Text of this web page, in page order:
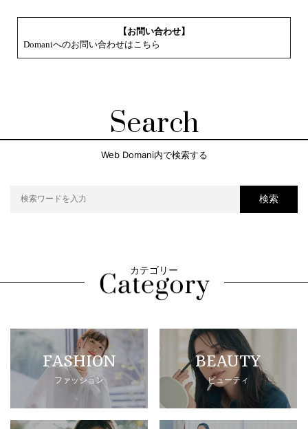
【お問い合わせ】
Domaniへのお問い合わせはこちら
Search
Web Domani内で検索する
検索
カテゴリー
FASHION
ファッション
BEAUTY
ビューティ